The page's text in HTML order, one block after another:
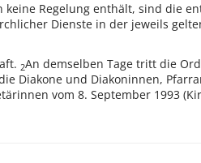
Regelung enthält, sind die
Dienste in der jeweils
2An demselben Tage tritt die
Diakone und Diakoninnen,
vom 8. September 1993